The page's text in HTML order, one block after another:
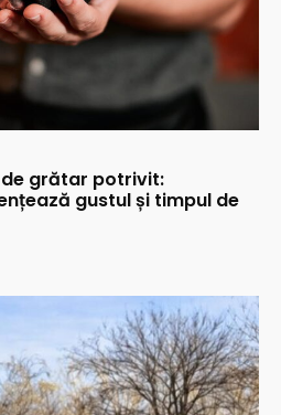
grătar potrivit:
gustul și timpul de